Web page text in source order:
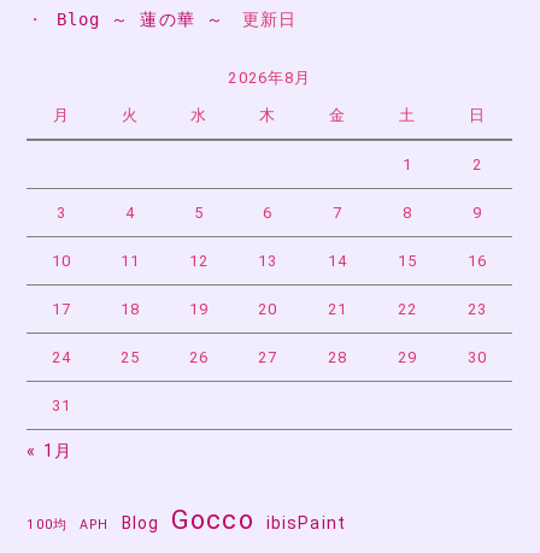
ペ
ジ
送
り
・ Blog ～ 蓮の華 ～ 更新日
2026年8月
月 火 水 木 金 土 日
1 2
3 4 5 6 7 8 9
10 11 12 13 14 15 16
17 18 19 20 21 22 23
24 25 26 27 28 29 30
31
« 1月
100均 APH Blog Gocco ibisPaint